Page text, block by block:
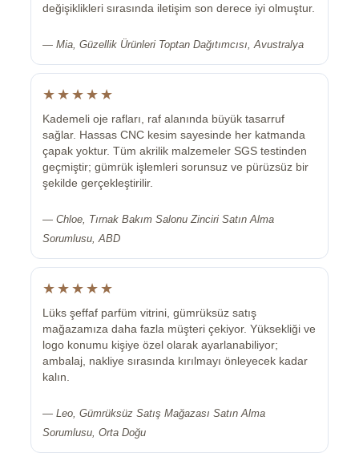
değişiklikleri sırasında iletişim son derece iyi olmuştur.
— Mia, Güzellik Ürünleri Toptan Dağıtımcısı, Avustralya
★★★★★
Kademeli oje rafları, raf alanında büyük tasarruf
sağlar. Hassas CNC kesim sayesinde her katmanda
çapak yoktur. Tüm akrilik malzemeler SGS testinden
geçmiştir; gümrük işlemleri sorunsuz ve pürüzsüz bir
şekilde gerçekleştirilir.
— Chloe, Tırnak Bakım Salonu Zinciri Satın Alma
Sorumlusu, ABD
★★★★★
Lüks şeffaf parfüm vitrini, gümrüksüz satış
mağazamıza daha fazla müşteri çekiyor. Yüksekliği ve
logo konumu kişiye özel olarak ayarlanabiliyor;
ambalaj, nakliye sırasında kırılmayı önleyecek kadar
kalın.
— Leo, Gümrüksüz Satış Mağazası Satın Alma
Sorumlusu, Orta Doğu